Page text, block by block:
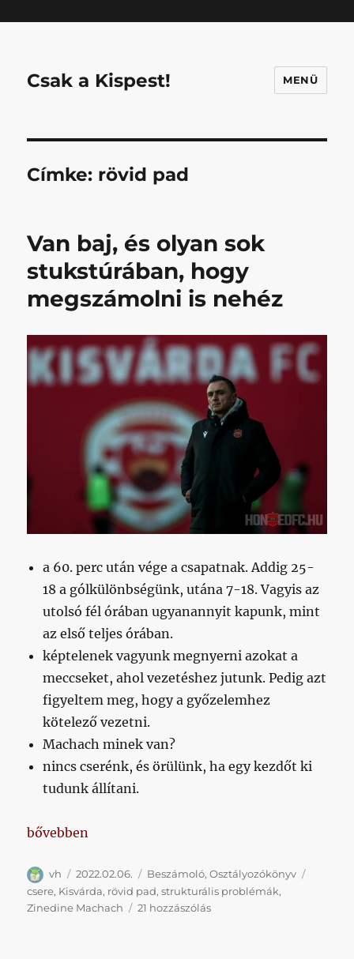
Csak a Kispest! MENÜ
Címke: rövid pad
Van baj, és olyan sok
stukstúrában, hogy
megszámolni is nehéz
a 60. perc után vége a csapatnak. Addig 25-
18 a gólkülönbségünk, utána 7-18. Vagyis az
utolsó fél órában ugyanannyit kapunk, mint
az első teljes órában.
képtelenek vagyunk megnyerni azokat a
meccseket, ahol vezetéshez jutunk. Pedig azt
figyeltem meg, hogy a győzelemhez
kötelező vezetni.
Machach minek van?
nincs cserénk, és örülünk, ha egy kezdőt ki
tudunk állítani.
„Van baj, és olyan sok stukstúrában, hogy
bővebben
Szerző
vh Közzétéve
2022.02.06. Kategória
Beszámoló,Osztályozókönyv
csere, Kisvárda, rövid pad,strukturális problémák,
Zinedine Machach
21 hozzászólásVan